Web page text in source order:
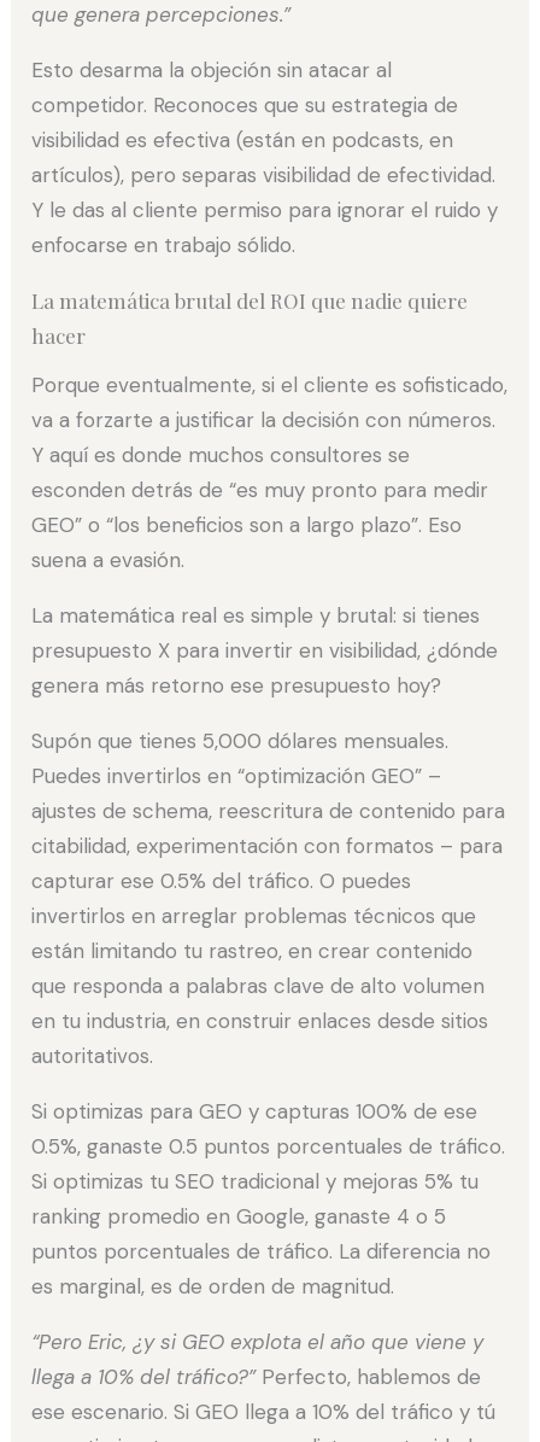
que genera percepciones.”
Esto desarma la objeción sin atacar al
competidor. Reconoces que su estrategia de
visibilidad es efectiva (están en podcasts, en
artículos), pero separas visibilidad de efectividad.
Y le das al cliente permiso para ignorar el ruido y
enfocarse en trabajo sólido.
La matemática brutal del ROI que nadie quiere
hacer
Porque eventualmente, si el cliente es sofisticado,
va a forzarte a justificar la decisión con números.
Y aquí es donde muchos consultores se
esconden detrás de “es muy pronto para medir
GEO” o “los beneficios son a largo plazo”. Eso
suena a evasión.
La matemática real es simple y brutal: si tienes
presupuesto X para invertir en visibilidad, ¿dónde
genera más retorno ese presupuesto hoy?
Supón que tienes 5,000 dólares mensuales.
Puedes invertirlos en “optimización GEO” –
ajustes de schema, reescritura de contenido para
citabilidad, experimentación con formatos – para
capturar ese 0.5% del tráfico. O puedes
invertirlos en arreglar problemas técnicos que
están limitando tu rastreo, en crear contenido
que responda a palabras clave de alto volumen
en tu industria, en construir enlaces desde sitios
autoritativos.
Si optimizas para GEO y capturas 100% de ese
0.5%, ganaste 0.5 puntos porcentuales de tráfico.
Si optimizas tu SEO tradicional y mejoras 5% tu
ranking promedio en Google, ganaste 4 o 5
puntos porcentuales de tráfico. La diferencia no
es marginal, es de orden de magnitud.
“Pero Eric, ¿y si GEO explota el año que viene y
llega a 10% del tráfico?” Perfecto, hablemos de
ese escenario. Si GEO llega a 10% del tráfico y tú